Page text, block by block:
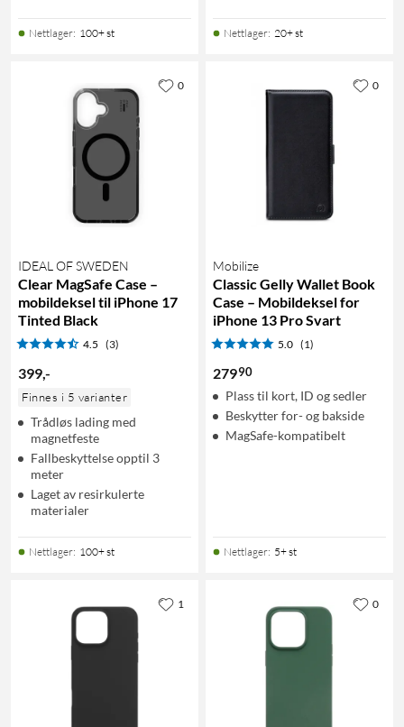
Nettlager: 100+ st Nettlager: 20+ st
IDEAL OF SWEDEN
Clear MagSafe Case –
mobildeksel til iPhone 17
Tinted Black
4.5 (3)
399,-
Finnes i 5 varianter
Trådløs lading med
magnetfeste
Fallbeskyttelse opptil 3
meter
Laget av resirkulerte
materialer
Nettlager: 100+ st
0
Mobilize
Classic Gelly Wallet Book
Case – Mobildeksel for
iPhone 13 Pro Svart
5.0 (1)
27990
Plass til kort, ID og sedler
Beskytter for- og bakside
MagSafe-kompatibelt
Nettlager: 5+ st
0
1 0